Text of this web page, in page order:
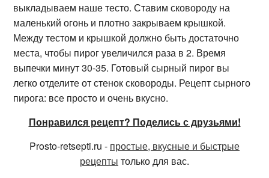
выкладываем наше тесто. Ставим сковороду на
маленький огонь и плотно закрываем крышкой.
Между тестом и крышкой должно быть достаточно
места, чтобы пирог увеличился раза в 2. Время
выпечки минут 30-35. Готовый сырный пирог вы
легко отделите от стенок сковороды. Рецепт сырного
пирога: все просто и очень вкусно.
Понравился рецепт? Поделись с друзьями!
Prosto-retsepti.ru - простые, вкусные и быстрые
рецепты только для вас.